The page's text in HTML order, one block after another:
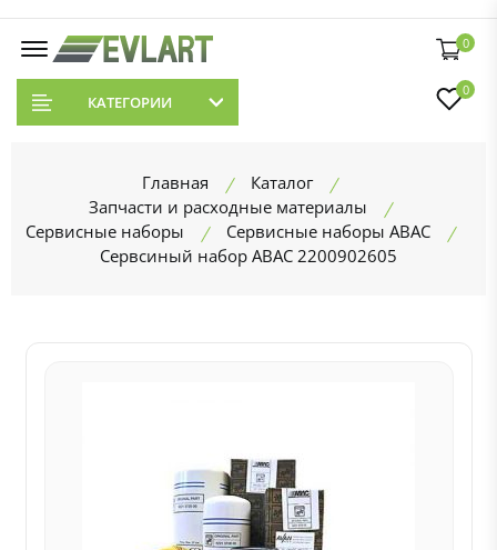
0
КАТЕГОРИИ
0
Главная
Каталог
Запчасти и расходные материалы
Сервисные наборы
Сервисные наборы ABAC
Сервсиный набор ABAC 2200902605